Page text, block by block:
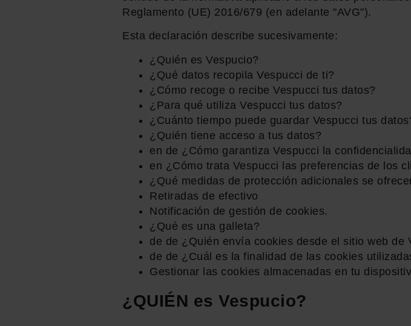
Reglamento (UE) 2016/679 (en adelante "AVG").
Esta declaración describe sucesivamente:
¿Quién es Vespucio?
¿Qué datos recopila Vespucci de ti?
¿Cómo recoge o recibe Vespucci tus datos?
¿Para qué utiliza Vespucci tus datos?
¿Cuánto tiempo puede guardar Vespucci tus
¿Quién tiene acceso a tus datos?
en de ¿Cómo garantiza Vespucci la
en ¿Cómo trata Vespucci las preferencias de los
¿Qué medidas de protección adicionales se
Retiradas de efectivo
Notificación de gestión de cookies.
¿Qué es una galleta?
de de ¿Quién envía cookies desde el sitio web de
de de ¿Cuál es la finalidad de las cookies
Gestionar las cookies almacenadas en tu
¿QUIÉN es Vespucio?